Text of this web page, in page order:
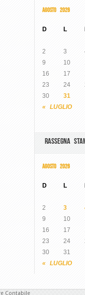
AGOSTO 2026
D L
« LUGLIO
2
3
9
10
16
17
23
24
30
31
RASSEGNA
AGOSTO 2026
D L
« LUGLIO
2
3
9
10
16
17
23
24
30
31
Contabile